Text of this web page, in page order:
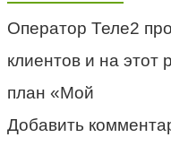
Оператор Теле2
клиентов и на этот
план «Мой
Добавить